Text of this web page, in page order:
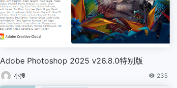
Adobe Photoshop 2025 v26.8.0特别版
小搜 235